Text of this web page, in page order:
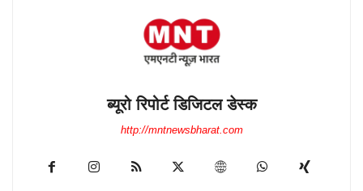
ब्यूरो रिपोर्ट डिजिटल डेस्क
http://mntnewsbharat.com